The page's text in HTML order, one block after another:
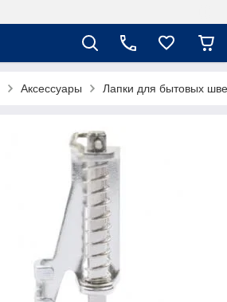
Аксессуары Лапки для бытовых